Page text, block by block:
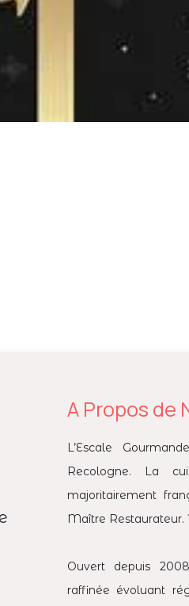
A Propos de
L’Escale
Recologne. La
majoritairement
Maître Restaurateur.
Ouvert depuis
raffinée évoluant